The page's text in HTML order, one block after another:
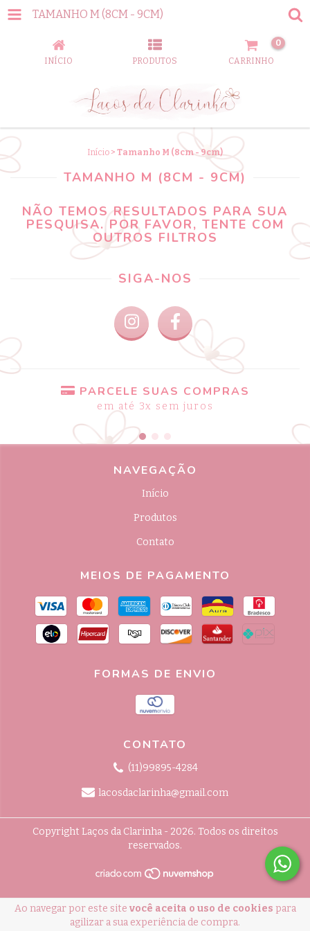
TAMANHO M (8CM - 9CM)
INÍCIO PRODUTOS CARRINHO
0
Ao navegar por este site você aceita o uso de cookies para
agilizar a sua experiência de compra.
Início > Tamanho M (8cm - 9cm)
TAMANHO M (8CM - 9CM)
NÃO TEMOS RESULTADOS PARA SUA
PESQUISA. POR FAVOR, TENTE COM
OUTROS FILTROS
SIGA-NOS
PARCELE SUAS COMPRAS
em até 3x sem juros
NAVEGAÇÃO
Início
Produtos
Contato
MEIOS DE PAGAMENTO
FORMAS DE ENVIO
CONTATO
(11)99895-4284
lacosdaclarinha@gmail.com
Copyright Laços da Clarinha - 2026. Todos os direitos
reservados.